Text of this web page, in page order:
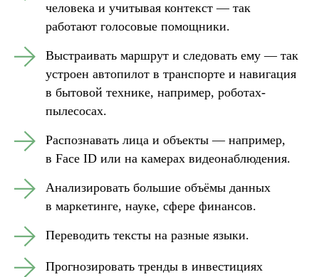
человека и учитывая контекст — так
работают голосовые помощники.
Выстраивать маршрут и следовать ему — так
устроен автопилот в транспорте и навигация
в бытовой технике, например, роботах-
пылесосах.
Распознавать лица и объекты — например,
в Face ID или на камерах видеонаблюдения.
Анализировать большие объёмы данных
в маркетинге, науке, сфере финансов.
Переводить тексты на разные языки.
Прогнозировать тренды в инвестициях